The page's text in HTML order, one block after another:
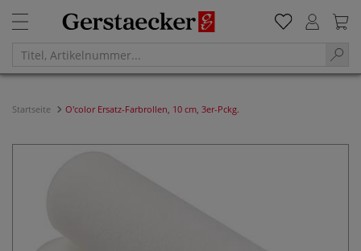
Startseite O'color Ersatz-Farbrollen, 10 cm, 3er-Pckg.